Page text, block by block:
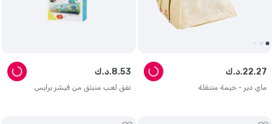
ماي دير - خيمة متنقلة
د.ك.22.27
نفق لعب منبثق من فيشر برايس
د.ك.8.53